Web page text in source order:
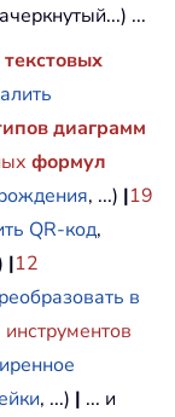
...
текстовых
диаграмм
формул
, ...) |19
QR-код,
|12
в
инструментов
, ...) | ... и